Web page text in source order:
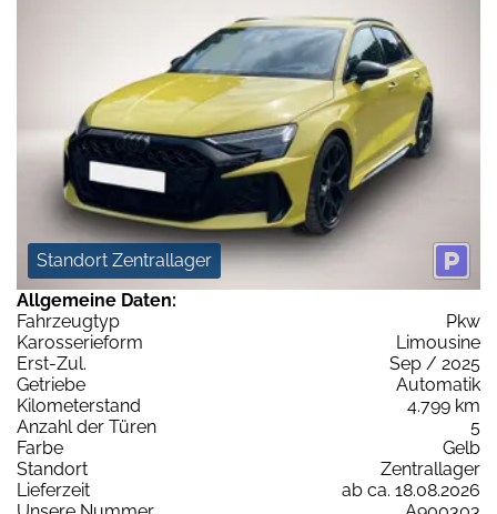
Standort Zentrallager
Allgemeine Daten:
Fahrzeugtyp
Pkw
Karosserieform
Limousine
Erst-Zul.
Sep / 2025
Getriebe
Automatik
Kilometerstand
4.799 km
Anzahl der Türen
5
Farbe
Gelb
Standort
Zentrallager
Lieferzeit
ab ca. 18.08.2026